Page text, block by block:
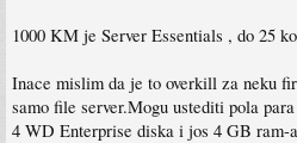
1000 KM je Server Essentials , do 25
Inace mislim da je to overkill za neku
samo file server.Mogu ustediti pola
4 WD Enterprise diska i jos 4 GB ram-